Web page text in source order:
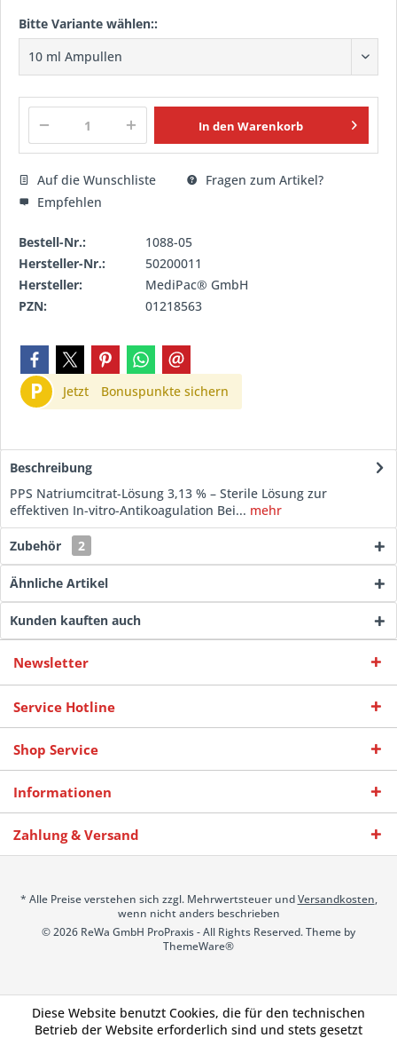
Bitte Variante wählen::
In den Warenkorb
Auf die Wunschliste
Fragen zum Artikel?
Empfehlen
Bestell-Nr.:
1088-05
Hersteller-Nr.:
50200011
Hersteller:
MediPac® GmbH
PZN:
01218563
P Jetzt Bonuspunkte sichern
Beschreibung
PPS Natriumcitrat-Lösung 3,13 % – Sterile Lösung zur
effektiven In-vitro-Antikoagulation Bei... mehr
Zubehör 2
Ähnliche Artikel
Kunden kauften auch
Newsletter
Service Hotline
Shop Service
Informationen
Zahlung & Versand
* Alle Preise verstehen sich zzgl. Mehrwertsteuer undVersandkosten,
wenn nicht anders beschrieben
© 2026 ReWa GmbH ProPraxis - All Rights Reserved. Theme by
ThemeWare®
Diese Website benutzt Cookies, die für den technischen
Betrieb der Website erforderlich sind und stets gesetzt